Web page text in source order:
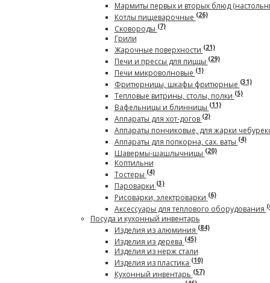
Мармиты первых и вторых блюд
Котлы пищеварочные(26)
Сковороды(7)
Грили
Жарочные поверхности(21)
Печи и прессы для пиццы(29)
Печи микроволновые(1)
Фритюрницы, шкафы фритюрные(31)
Тепловые витрины, столы, полки(5)
Вафельницы и блинницы(11)
Аппараты для хот-догов(2)
Аппараты пончиковые, для жарки
Аппараты для попкорна, сах. ваты(4)
Шавермы-шашлычницы(20)
Коптильни
Тостеры(4)
Пароварки(3)
Рисоварки, электроварки(6)
Аксессуары для теплового оборудования
Посуда и кухонный инвентарь
Изделия из алюминия(84)
Изделия из дерева(45)
Изделия из нерж стали
Изделия из пластика(10)
Кухонный инвентарь(57)